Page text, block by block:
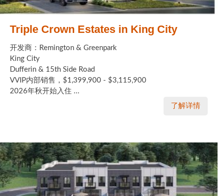
Triple Crown Estates in King City
开发商：Remington & Greenpark
King City
Dufferin & 15th Side Road
VVIP内部销售，$1,399,900 - $3,115,900
2026年秋开始入住 ...
了解详情